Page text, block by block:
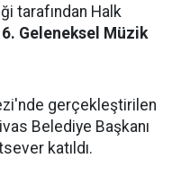
tarafından Halk
Geleneksel Müzik
gerçekleştirilen
Belediye Başkanı
katıldı.